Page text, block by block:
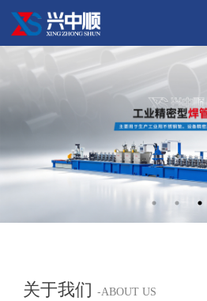
关于我们-ABOUT US